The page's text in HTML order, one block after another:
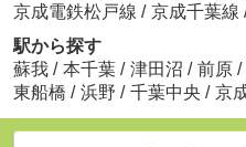
京成電鉄松戸線 / 京成千葉線
駅から探す
蘇我 / 本千葉 / 津田沼 / 前原 /
東船橋 / 浜野 / 千葉中央 / 京